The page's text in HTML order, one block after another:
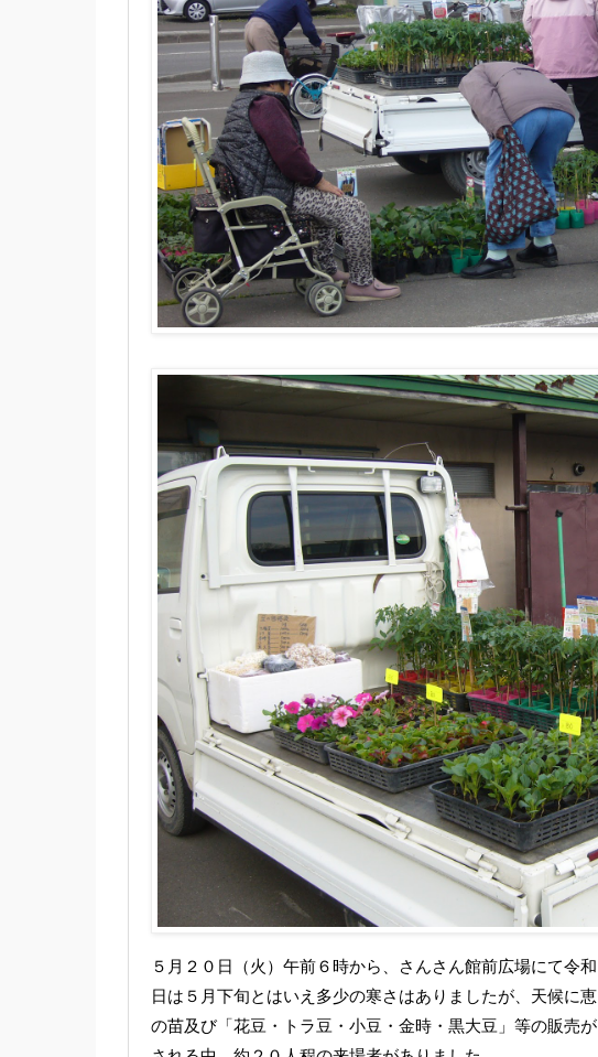
５月２０日（火）午前６時から、さんさん館前広場にて
日は５月下旬とはいえ多少の寒さはありましたが、天候に
の苗及び「花豆・トラ豆・小豆・金時・黒大豆」等の販売